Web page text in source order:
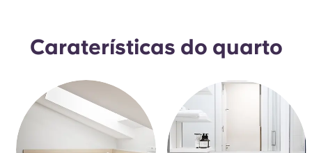
Caraterísticas do quarto